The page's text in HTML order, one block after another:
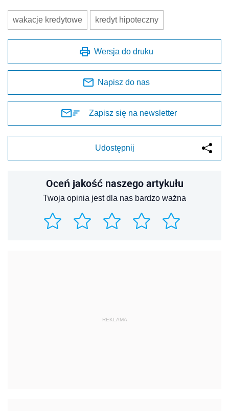
wakacje kredytowe kredyt hipoteczny
Wersja do druku
Napisz do nas
Zapisz się na newsletter
Udostępnij
Oceń jakość naszego artykułu
Twoja opinia jest dla nas bardzo ważna
REKLAMA